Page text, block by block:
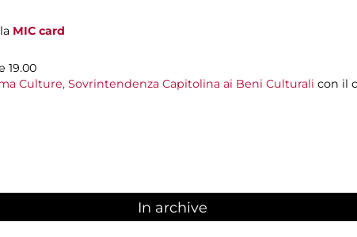
MIC card
19.00
Culture, Sovrintendenza Capitolina ai Beni Culturali con il
In archive